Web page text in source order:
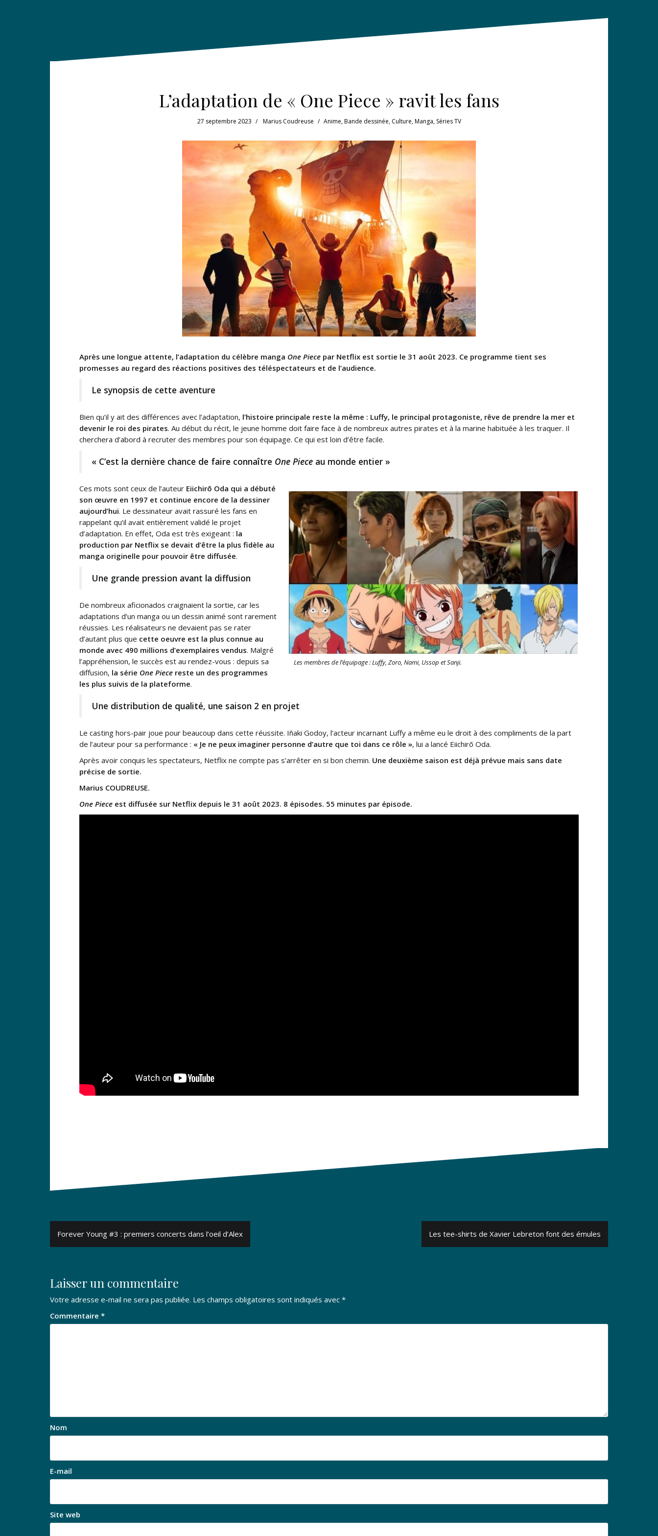
L’adaptation de « One Piece » ravit les fans
27 septembre 2023 Marius Coudreuse Anime,Bande dessinée, Culture,Manga, Séries TV
Après une longue attente, l’adaptation du célèbre manga One Piece par Netflix est sortie le 31 août 2023. Ce programme tient ses
promesses au regard des réactions positives des téléspectateurs et de l’audience.
Le synopsis de cette aventure
Bien qu’il y ait des différences avec l’adaptation, l’histoire principale reste la même : Luffy, le principal protagoniste, rêve de prendre la mer et
devenir le roi des pirates. Au début du récit, le jeune homme doit faire face à de nombreux autres pirates et à la marine habituée à les traquer. Il
cherchera d’abord à recruter des membres pour son équipage. Ce qui est loin d’être facile.
« C’est la dernière chance de faire connaître One Piece au monde entier »
Les membres de l’équipage : Luffy, Zoro, Nami, Ussop et Sanji.
Ces mots sont ceux de l’auteur Eiichirō Oda qui a débuté
son œuvre en 1997 et continue encore de la dessiner
aujourd’hui. Le dessinateur avait rassuré les fans en
rappelant qu’il avait entièrement validé le projet
d’adaptation. En effet, Oda est très exigeant : la
production par Netflix se devait d’être la plus fidèle au
manga originelle pour pouvoir être diffusée.
Une grande pression avant la diffusion
De nombreux aficionados craignaient la sortie, car les
adaptations d’un manga ou un dessin animé sont rarement
réussies. Les réalisateurs ne devaient pas se rater
d’autant plus que cette oeuvre est la plus connue au
monde avec 490 millions d’exemplaires vendus. Malgré
l’appréhension, le succès est au rendez-vous : depuis sa
diffusion, la série One Piece reste un des programmes
les plus suivis de la plateforme.
Une distribution de qualité, une saison 2 en projet
Le casting hors-pair joue pour beaucoup dans cette réussite. Iñaki Godoy, l’acteur incarnant Luffy a même eu le droit à des compliments de la part
de l’auteur pour sa performance : « Je ne peux imaginer personne d’autre que toi dans ce rôle », lui a lancé Eiichirō Oda.
Après avoir conquis les spectateurs, Netflix ne compte pas s’arrêter en si bon chemin. Une deuxième saison est déjà prévue mais sans date
précise de sortie.
Marius COUDREUSE.
One Piece est diffusée sur Netflix depuis le 31 août 2023. 8 épisodes. 55 minutes par épisode.
Navigation
de
Forever Young #3 : premiers concerts dans l’oeil d’Alex Les tee-shirts de Xavier Lebreton font des émules
Laisser un commentaire
Votre adresse e-mail ne sera pas publiée. Les champs obligatoires sont indiqués avec *
Commentaire *
Nom
E-mail
Site web